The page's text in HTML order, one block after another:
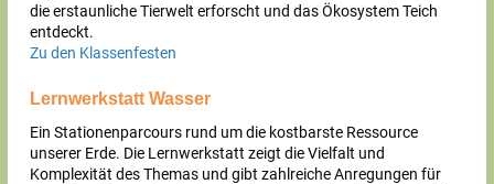
die erstaunliche Tierwelt erforscht und das Ökosystem Teich
entdeckt.
Zu den Klassenfesten
Lernwerkstatt Wasser
Ein Stationenparcours rund um die kostbarste Ressource
unserer Erde. Die Lernwerkstatt zeigt die Vielfalt und
Komplexität des Themas und gibt zahlreiche Anregungen für